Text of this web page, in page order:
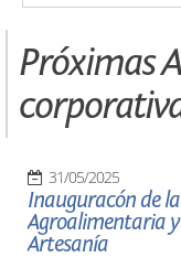
Próximas
31/05/2025
Inauguracón de
Agroalimentaria
Artesanía